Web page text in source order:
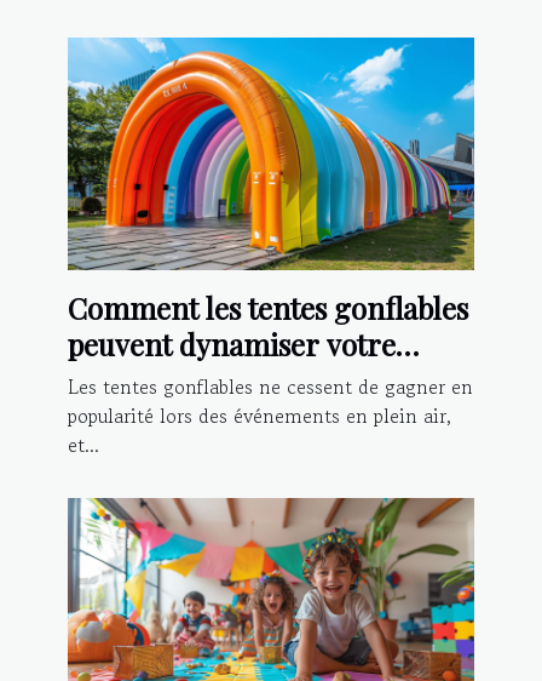
Comment les tentes gonflables
peuvent dynamiser votre
présence lors d'événements
Les tentes gonflables ne cessent de gagner en
popularité lors des événements en plein air,
et...